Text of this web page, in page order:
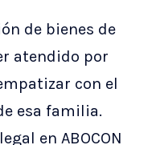
de bienes de
atendido por
con el
esa familia.
en ABOCON